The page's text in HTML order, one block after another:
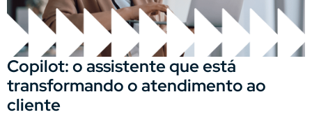
Copilot: o assistente que está
transformando o atendimento ao
cliente